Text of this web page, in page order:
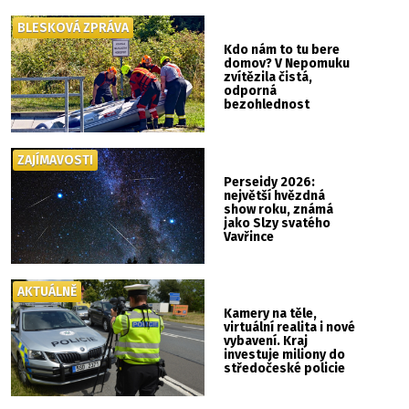
Kdo nám to tu bere
domov? V Nepomuku
zvítězila čistá,
odporná
bezohlednost
BLESKOVÁ ZPRÁVA
Perseidy 2026:
největší hvězdná
show roku, známá
jako Slzy svatého
Vavřince
ZAJÍMAVOSTI
Kamery na těle,
virtuální realita i nové
vybavení. Kraj
investuje miliony do
středočeské policie
AKTUÁLNĚ